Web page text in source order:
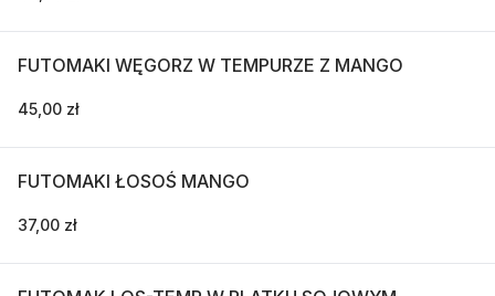
FUTOMAKI WĘGORZ W TEMPURZE Z MANGO
45,00 zł
FUTOMAKI ŁOSOŚ MANGO
37,00 zł